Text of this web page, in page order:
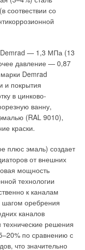
соотвествии со
Demrad — 1,3 МПа (13
давление — 0,87
Demrad
и покрытия
в цинково-
ванну,
(RAL 9010),
краски.
плюс эмаль) создает
от внешних
мощность
технологии
к каналам
оребрения
каналов
решения
по сравнению с
что значительно
приточно-вытяжной
газов,
помещения, а также
источников, очень
разбавлении
воздуха снаружи,
а
в холодное время
система локальной
веществ
особенно в зоне
меньший
компактное
прочего,
и
что после
на
этом иметь
нагрузки
работы, как
протоку
не влияло на
проток
рис. 1) связано
перекачивать
линии —
монтажа, главное
температуру
давление, и